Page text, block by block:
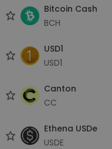
Bitcoin Cash
BCH
USD1
USD1
Canton
CC
Ethena USDe
USDE